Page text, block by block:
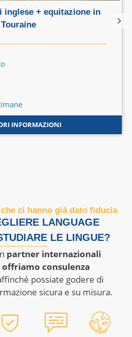
inglese + equitazione in
Touraine
INFORMAZIONI
ci hanno già dato fiducia
LANGUAGE
LE LINGUE?
partner internazionali
consulenza
possiate godere di
sicura e su misura.